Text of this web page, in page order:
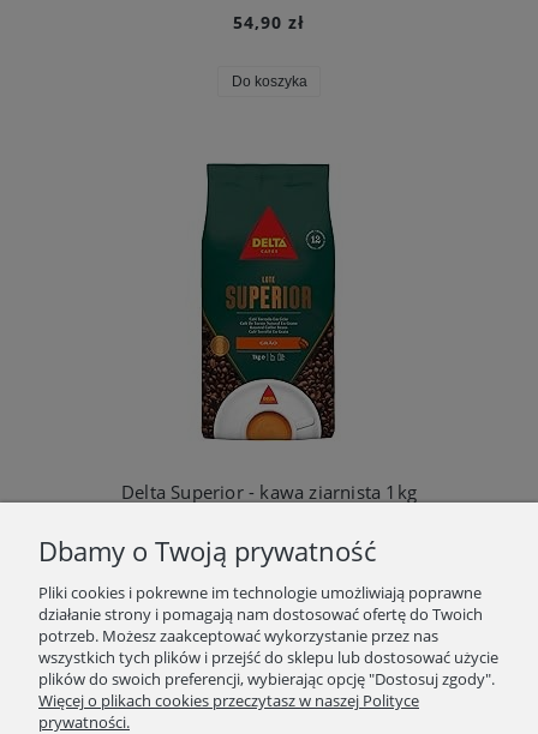
54,90 zł
Do koszyka
Delta Superior - kawa ziarnista 1kg
Powiadom o dostępności
SKLEP
Dbamy o Twoją prywatność
Pliki cookies i pokrewne im technologie umożliwiają poprawne
działanie strony i pomagają nam dostosować ofertę do Twoich
potrzeb. Możesz zaakceptować wykorzystanie przez nas
wszystkich tych plików i przejść do sklepu lub dostosować użycie
plików do swoich preferencji, wybierając opcję "Dostosuj zgody".
Więcej o plikach cookies przeczytasz w naszej Polityce
prywatności.